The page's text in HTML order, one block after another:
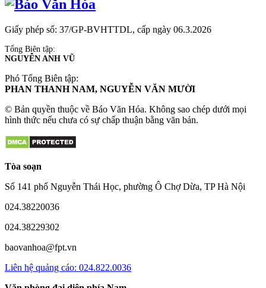
Giấy phép số: 37/GP-BVHTTDL, cấp ngày 06.3.2026
Tổng Biên tập:
NGUYỄN ANH VŨ
Phó Tổng Biên tập:
PHAN THANH NAM, NGUYỄN VĂN MƯỜI
© Bản quyền thuộc về Báo Văn Hóa. Không sao chép dưới mọi
hình thức nếu chưa có sự chấp thuận bằng văn bản.
Tòa soạn
Số 141 phố Nguyễn Thái Học, phường Ô Chợ Dừa, TP Hà Nội
024.38220036
024.38229302
baovanhoa@fpt.vn
Liên hệ quảng cáo: 024.822.0036